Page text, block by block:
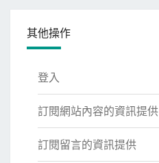
其他操作
登入
訂閱網站內容的資訊提供
訂閱留言的資訊提供